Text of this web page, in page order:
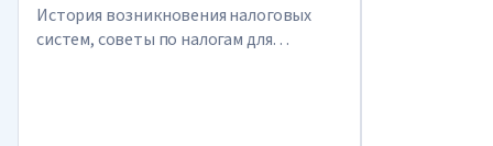
История возникновения налоговых
систем, советы по налогам для